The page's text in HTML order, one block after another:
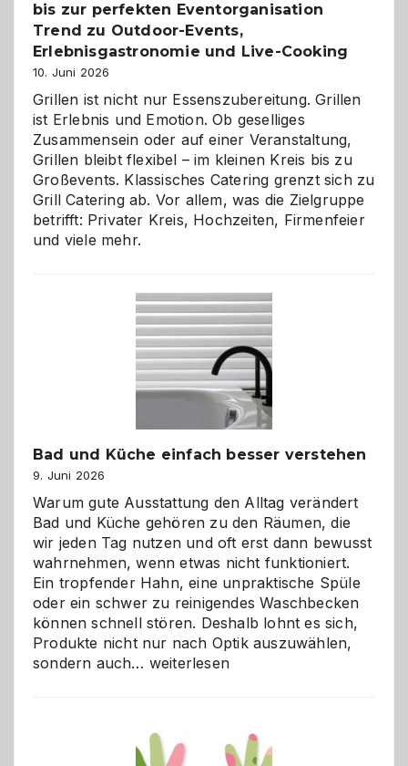
bis zur perfekten Eventorganisation
Trend zu Outdoor-Events,
Erlebnisgastronomie und Live-Cooking
10. Juni 2026
Grillen ist nicht nur Essenszubereitung. Grillen
ist Erlebnis und Emotion. Ob geselliges
Zusammensein oder auf einer Veranstaltung,
Grillen bleibt flexibel – im kleinen Kreis bis zu
Großevents. Klassisches Catering grenzt sich zu
Grill Catering ab. Vor allem, was die Zielgruppe
betrifft: Privater Kreis, Hochzeiten, Firmenfeier
und viele mehr.
Bad und Küche einfach besser verstehen
9. Juni 2026
Warum gute Ausstattung den Alltag verändert
Bad und Küche gehören zu den Räumen, die
wir jeden Tag nutzen und oft erst dann bewusst
wahrnehmen, wenn etwas nicht funktioniert.
Ein tropfender Hahn, eine unpraktische Spüle
oder ein schwer zu reinigendes Waschbecken
können schnell stören. Deshalb lohnt es sich,
Produkte nicht nur nach Optik auszuwählen,
sondern auch… Bad
besser
weiterlesen